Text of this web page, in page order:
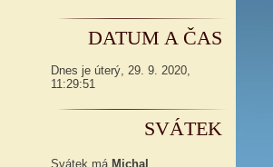
DATUM A ČAS
Dnes je úterý, 29. 9. 2020,
11:29:52
SVÁTEK
Svátek má Michal